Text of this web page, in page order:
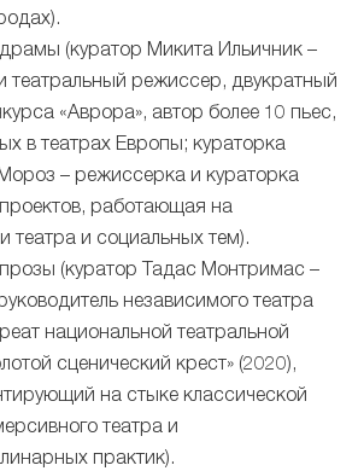
(куратор Микита Ильичник –
театральный режиссер, двукратный
«Аврора», автор более 10 пьес,
в театрах Европы; кураторка
– режиссерка и кураторка
проектов, работающая на
театра и социальных тем).
(куратор Тадас Монтримас –
независимого театра
национальной театральной
сценический крест» (2020),
на стыке классической
театра и
практик).